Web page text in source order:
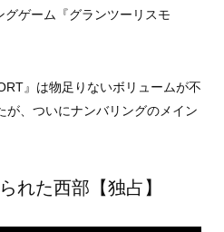
ゲーム『グランツーリスモ
』は物足りないボリュームが不
が、ついにナンバリングのメイン
れた西部【独占】